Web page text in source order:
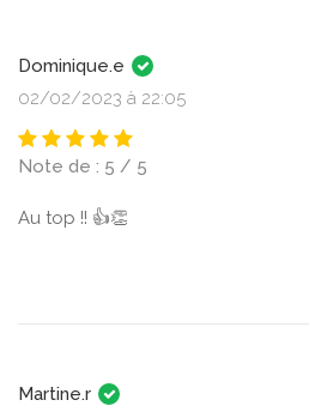
Dominique.e
02/02/2023 à 22:05
Note de : 5 / 5
Au top !! 👍👏
Martine.r